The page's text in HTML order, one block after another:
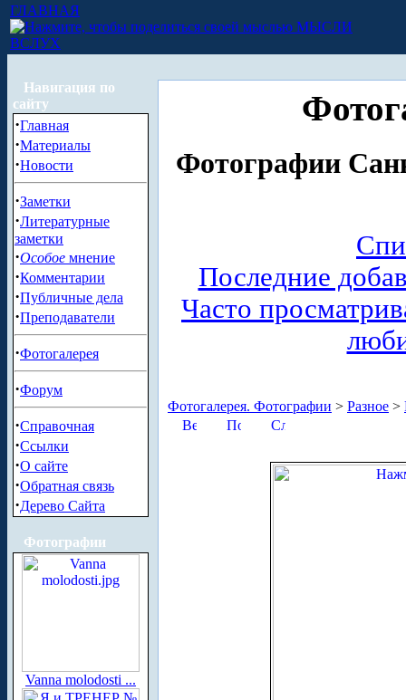
ГЛАВНАЯ
МЫСЛИ
ВСЛУХ
Навигация по
сайту
·Главная
·Материалы
·Новости
·Заметки
·Литературные
заметки
·Особое мнение
·Комментарии
·Публичные дела
·Преподаватели
·Фотогалерея
·Форум
·Справочная
·Ссылки
·О сайте
·Обратная связь
·Дерево Сайта
Фотографии
Vanna molodosti ...
Фотографии
Последние
Часто
Фотогалерея. Фотографии > Разное >